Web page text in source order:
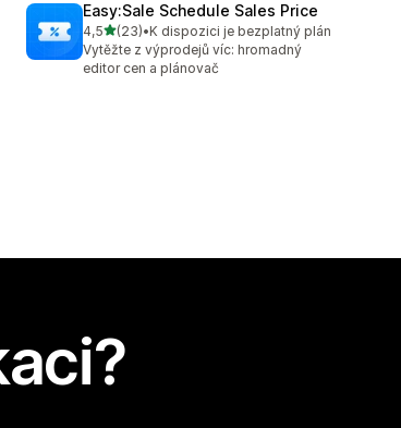
Easy:Sale Schedule Sales Price
4,5z 5 hvězd
(23)
Celkový počet recenzí: 23
•K dispozici je bezplatný plán
Vytěžte z výprodejů víc: hromadný
editor cen a plánovač